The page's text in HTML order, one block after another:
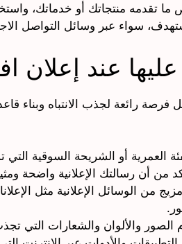
تقدمه منتجاتك أو خدماتك،
سواء عبر وسائل التواصل
عند إعلان
فرصة رائعة لجذب الانتباه وبناء
أو الشريحة السوقية التي
من أن رسالتك الإعلانية واضحة
من الوسائل الإعلانية مثل
والألوان والشعارات التي